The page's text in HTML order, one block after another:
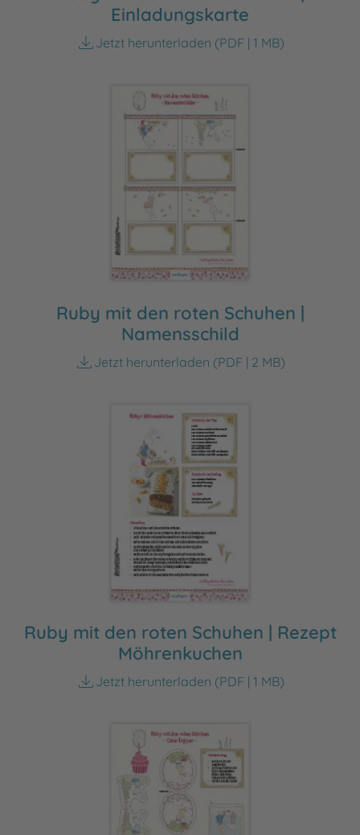
Einladungskarte
Jetzt herunterladen (PDF | 1 MB)
Ruby mit den roten Schuhen |
Namensschild
Jetzt herunterladen (PDF | 2 MB)
Ruby mit den roten Schuhen | Rezept
Möhrenkuchen
Jetzt herunterladen (PDF | 1 MB)